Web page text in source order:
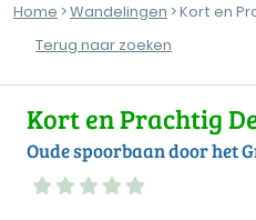
Home >Wandelingen > Kort en
Terug naar zoeken
Kort en Prachtig
Oude spoorbaan door het